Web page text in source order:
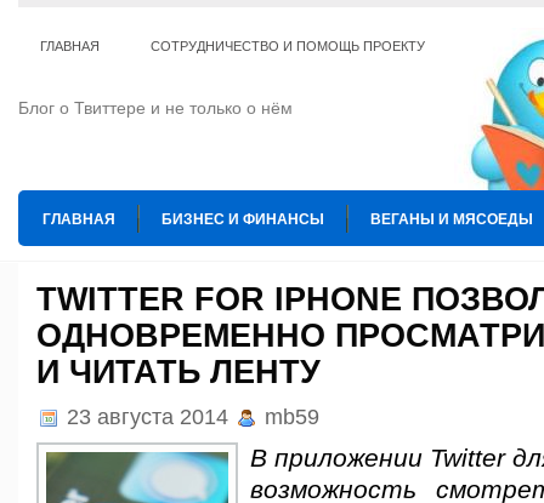
ГЛАВНАЯ СОТРУДНИЧЕСТВО И ПОМОЩЬ ПРОЕКТУ
Блог о Твиттере и не только о нём
ГЛАВНАЯ БИЗНЕС И ФИНАНСЫ ВЕГАНЫ И МЯСОЕДЫ
ТЕ КОГО ПРИРУЧИЛИ ШАХМАТЫ
TWITTER FOR IPHONE
ОДНОВРЕМЕННО
И ЧИТАТЬ ЛЕНТУ
23 августа 2014 mb59
В приложении Twitter
возможность